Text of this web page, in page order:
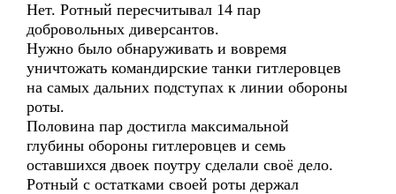
Нет. Ротный пересчитывал 14 пар
добровольных диверсантов.
Нужно было обнаруживать и вовремя
уничтожать командирские танки гитлеровцев
на самых дальних подступах к линии обороны
роты.
Половина пар достигла максимальной
глубины обороны гитлеровцев и семь
оставшихся двоек поутру сделали своё дело.
Ротный с остатками своей роты держал